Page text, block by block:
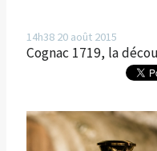
14h38 20 août 2015
Cognac 1719, la